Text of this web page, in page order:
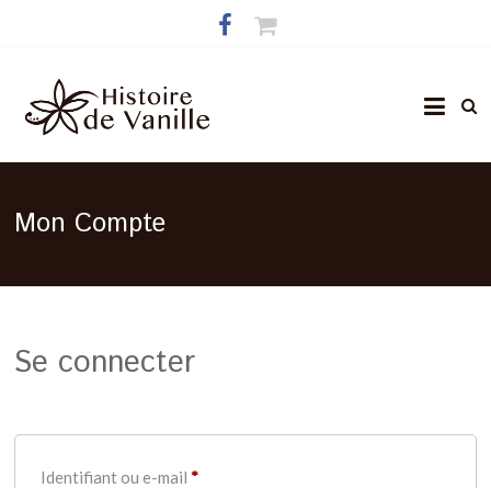
Mon Compte
Se connecter
Identifiant ou e-mail*